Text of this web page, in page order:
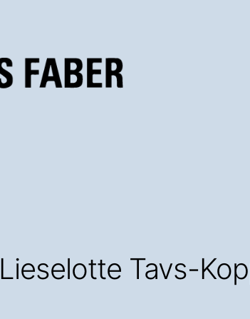
Lieselotte Tavs-